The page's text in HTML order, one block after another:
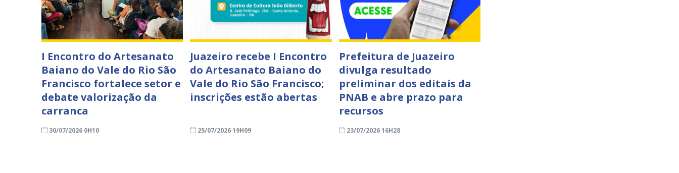
I Encontro do Artesanato
Baiano do Vale do Rio São
Francisco fortalece setor e
debate valorização da
carranca
30/07/2026 0H10
Juazeiro recebe I Encontro
do Artesanato Baiano do
Vale do Rio São Francisco;
inscrições estão abertas
25/07/2026 19H09
Prefeitura de Juazeiro
divulga resultado
preliminar dos editais da
PNAB e abre prazo para
recursos
23/07/2026 16H28